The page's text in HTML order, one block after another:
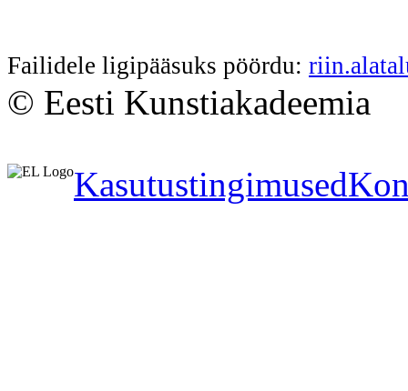
Failidele ligipääsuks pöördu:
© Eesti Kunstiakadeemia
Kasutustingimused